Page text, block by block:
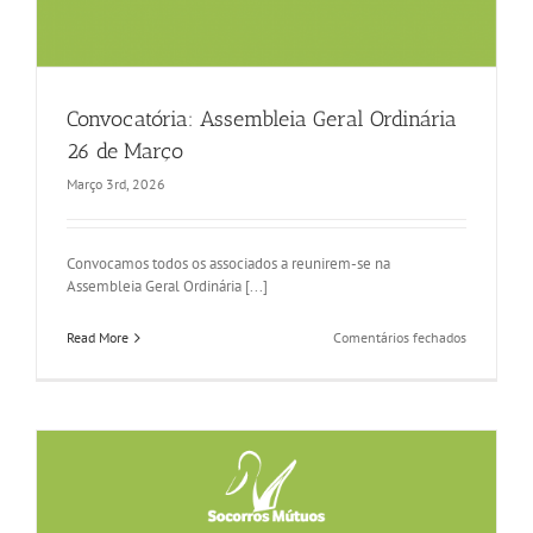
Convocatória: Assembleia Geral Ordinária
26 de Março
Março 3rd, 2026
Convocamos todos os associados a reunirem-se na
Assembleia Geral Ordinária [...]
Read More Comentários fechadosem